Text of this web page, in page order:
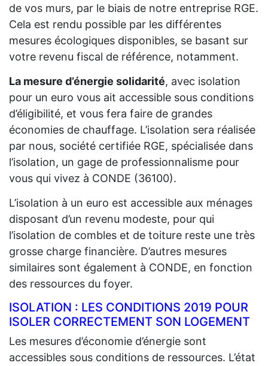
de vos murs, par le biais de notre entreprise RGE.
Cela est rendu possible par les différentes
mesures écologiques disponibles, se basant sur
votre revenu fiscal de référence, notamment.
La mesure d’énergie solidarité, avec isolation
pour un euro vous ait accessible sous conditions
d’éligibilité, et vous fera faire de grandes
économies de chauffage. L’isolation sera réalisée
par nous, société certifiée RGE, spécialisée dans
l’isolation, un gage de professionnalisme pour
vous qui vivez à CONDE (36100).
L’isolation à un euro est accessible aux ménages
disposant d’un revenu modeste, pour qui
l’isolation de combles et de toiture reste une très
grosse charge financière. D’autres mesures
similaires sont également à CONDE, en fonction
des ressources du foyer.
ISOLATION : LES CONDITIONS 2019 POUR
ISOLER CORRECTEMENT SON LOGEMENT
Les mesures d’économie d’énergie sont
accessibles sous conditions de ressources. L’état